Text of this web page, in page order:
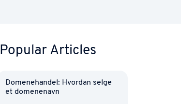
Popular Articles
Domenehandel: Hvordan selge
et domenenavn